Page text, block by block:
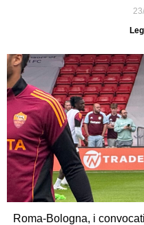
Roma-Bologna, i